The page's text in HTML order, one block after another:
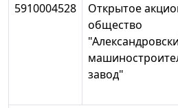
5910004528
Открытое
общество
завод"